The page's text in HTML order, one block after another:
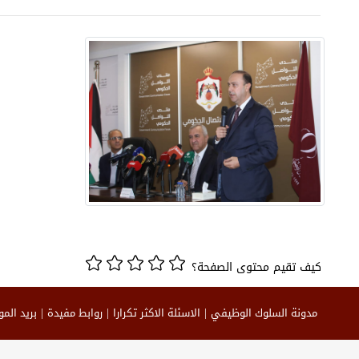
كيف تقيم محتوى الصفحة؟
مدونة السلوك الوظيفي الاسئلة الاكثر تكرارا روابط مفيدة بريد